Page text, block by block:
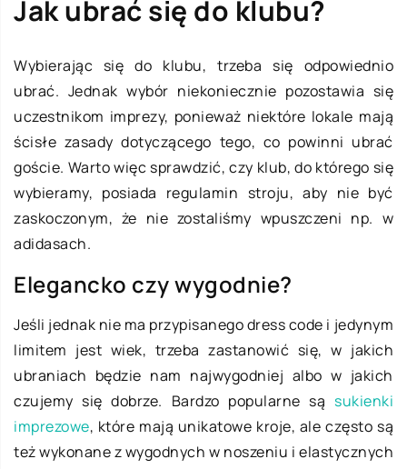
Jak ubrać się do klubu?
Wybierając się do klubu, trzeba się odpowiednio
ubrać. Jednak wybór niekoniecznie pozostawia się
uczestnikom imprezy, ponieważ niektóre lokale mają
ścisłe zasady dotyczącego tego, co powinni ubrać
goście. Warto więc sprawdzić, czy klub, do którego się
wybieramy, posiada regulamin stroju, aby nie być
zaskoczonym, że nie zostaliśmy wpuszczeni np. w
adidasach.
Elegancko czy wygodnie?
Jeśli jednak nie ma przypisanego dress code i jedynym
limitem jest wiek, trzeba zastanowić się, w jakich
ubraniach będzie nam najwygodniej albo w jakich
czujemy się dobrze. Bardzo popularne są sukienki
imprezowe, które mają unikatowe kroje, ale często są
też wykonane z wygodnych w noszeniu i elastycznych